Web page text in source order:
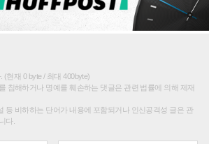
(현재 0 byte / 최대 400byte)
침해하거나 명예를 훼손하는 댓글은 관련 법률에 의해 제재
등 비하하는 단어가 내용에 포함되거나 인신공격성 글은 관
다.